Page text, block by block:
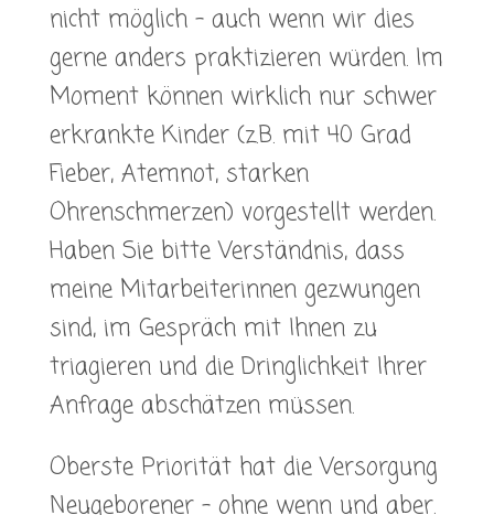
nicht möglich – auch wenn wir dies
gerne anders praktizieren würden. Im
Moment können wirklich nur schwer
erkrankte Kinder (z.B. mit 40 Grad
Fieber, Atemnot, starken
Ohrenschmerzen) vorgestellt werden.
Haben Sie bitte Verständnis, dass
meine Mitarbeiterinnen gezwungen
sind, im Gespräch mit Ihnen zu
triagieren und die Dringlichkeit Ihrer
Anfrage abschätzen müssen.
Oberste Priorität hat die Versorgung
Neugeborener – ohne wenn und aber.